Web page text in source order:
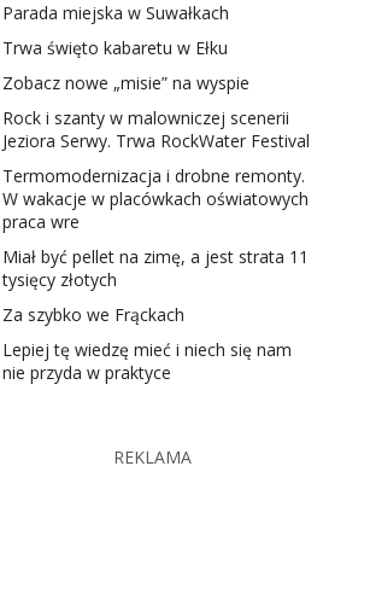
Parada miejska w Suwałkach
Trwa święto kabaretu w Ełku
Zobacz nowe „misie” na wyspie
Rock i szanty w malowniczej scenerii
Jeziora Serwy. Trwa RockWater Festival
Termomodernizacja i drobne remonty.
W wakacje w placówkach oświatowych
praca wre
Miał być pellet na zimę, a jest strata 11
tysięcy złotych
Za szybko we Frąckach
Lepiej tę wiedzę mieć i niech się nam
nie przyda w praktyce
REKLAMA